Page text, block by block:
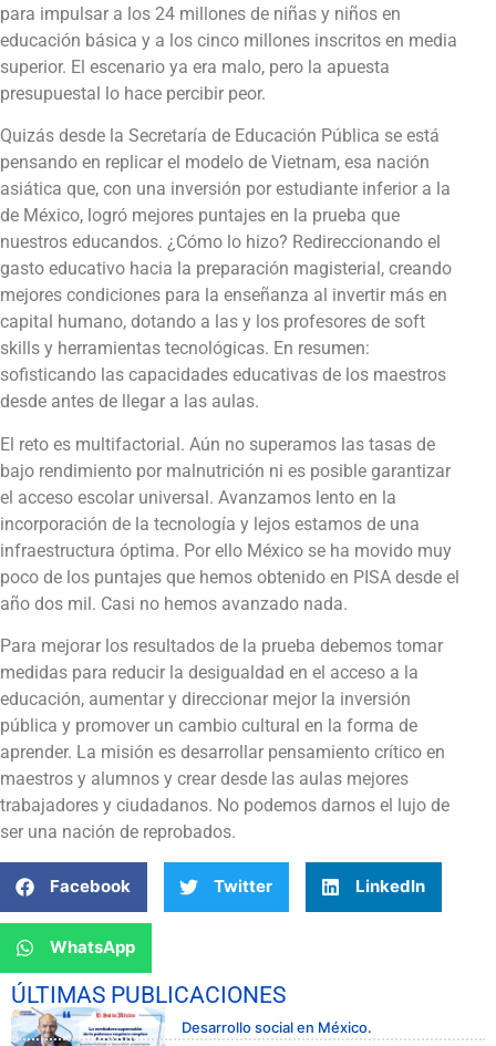
para impulsar a los 24 millones de niñas y niños en
educación básica y a los cinco millones inscritos en media
superior. El escenario ya era malo, pero la apuesta
presupuestal lo hace percibir peor.
Quizás desde la Secretaría de Educación Pública se está
pensando en replicar el modelo de Vietnam, esa nación
asiática que, con una inversión por estudiante inferior a la
de México, logró mejores puntajes en la prueba que
nuestros educandos. ¿Cómo lo hizo? Redireccionando el
gasto educativo hacia la preparación magisterial, creando
mejores condiciones para la enseñanza al invertir más en
capital humano, dotando a las y los profesores de soft
skills y herramientas tecnológicas. En resumen:
sofisticando las capacidades educativas de los maestros
desde antes de llegar a las aulas.
El reto es multifactorial. Aún no superamos las tasas de
bajo rendimiento por malnutrición ni es posible garantizar
el acceso escolar universal. Avanzamos lento en la
incorporación de la tecnología y lejos estamos de una
infraestructura óptima. Por ello México se ha movido muy
poco de los puntajes que hemos obtenido en PISA desde el
año dos mil. Casi no hemos avanzado nada.
Para mejorar los resultados de la prueba debemos tomar
medidas para reducir la desigualdad en el acceso a la
educación, aumentar y direccionar mejor la inversión
pública y promover un cambio cultural en la forma de
aprender. La misión es desarrollar pensamiento crítico en
maestros y alumnos y crear desde las aulas mejores
trabajadores y ciudadanos. No podemos darnos el lujo de
ser una nación de reprobados.
Facebook Twitter LinkedIn
WhatsApp
ÚLTIMAS PUBLICACIONES
Desarrollo social en México.